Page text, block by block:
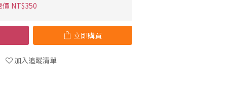
價 NT$350
立即購買
加入追蹤清單